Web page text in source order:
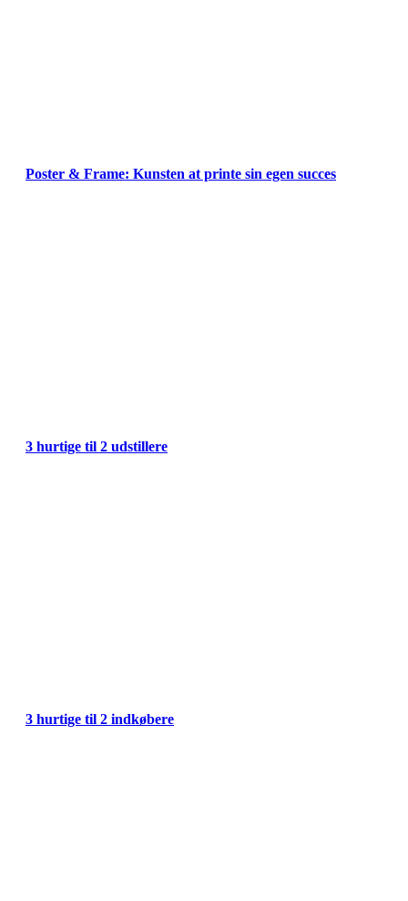
Poster & Frame: Kunsten at printe sin egen succes
3 hurtige til 2 udstillere
3 hurtige til 2 indkøbere